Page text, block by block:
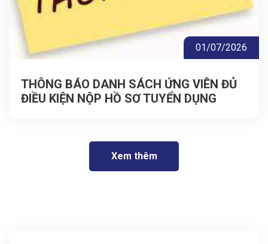
01/07/2026
THÔNG BÁO DANH SÁCH ỨNG VIÊN ĐỦ
ĐIỀU KIỆN NỘP HỒ SƠ TUYỂN DỤNG
Xem thêm